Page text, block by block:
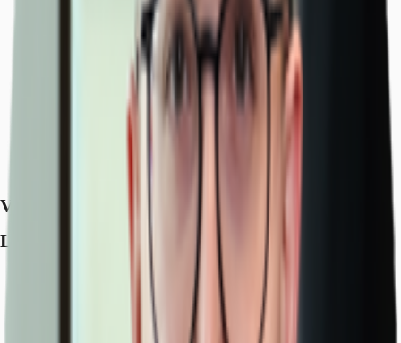
Lage und Verkehrsanbindung
Exposé herunterladen
Verfügbare Fläche
Lage und Verkehrsanbindung
Flughafen, Nürnberg, Entfernung: 27 km
Bundesautobahn, A 9, Entfernung: 4 km
Bundesautobahn, A 6, Entfernung: 1 km
Bundesautobahn, A 73, Entfernung: 4 km